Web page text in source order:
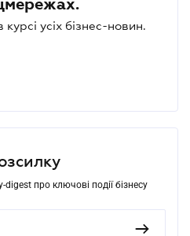
усіх бізнес-новин.
про ключові події бізнесу